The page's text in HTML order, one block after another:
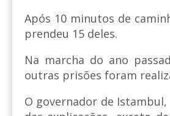
Após 10 minutos de
prendeu 15 deles.
Na marcha do ano
outras prisões foram
O governador de